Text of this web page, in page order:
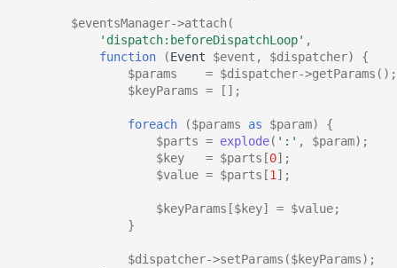
$eventsManager->attach(
'dispatch:beforeDispatchLoop' ,
function
(Event $event , $dispatcher)
{
$params
= $dispatcher->getParams ();
$keyParams = [];
foreach ($params as $param)
{
$parts = explode( ':' , $param);
$key
= $parts [0];
$value = $parts [1];
$keyParams [$key] = $value;
}
$dispatcher->setParams ($keyParams);